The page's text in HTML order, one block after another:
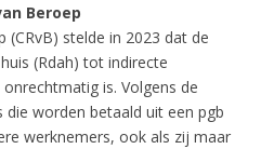
Beroep
(CRvB) stelde in 2023 dat de
(Rdah) tot indirecte
is. Volgens de
worden betaald uit een pgb
werknemers, ook als zij maar